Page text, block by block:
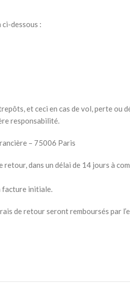
dessous :
et ceci en cas de vol, perte ou
responsabilité.
– 75006 Paris
dans un délai de 14 jours à
facture initiale.
de retour seront remboursés par